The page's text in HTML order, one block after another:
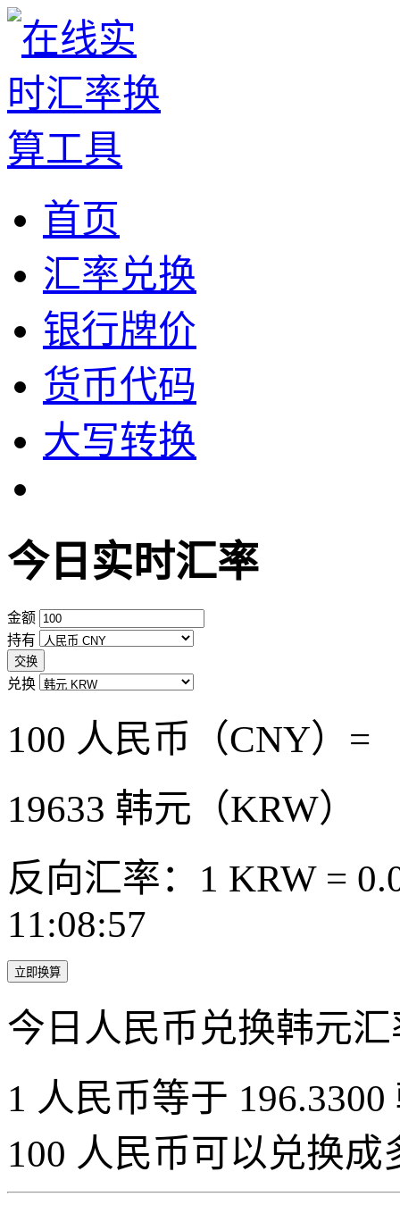
首页
汇率兑换
银行牌价
货币代码
大写转换
今日实时汇率
金额
持有
交换
兑换
100 人民币（CNY）=
19633 韩元（KRW）
反向汇率：1 KRW =
11:08:57
立即换算
今日人民币兑换韩元
1 人民币等于
100 人民币可以兑换成